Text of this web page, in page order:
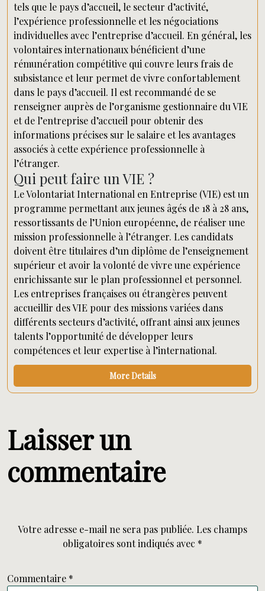
tels que le pays d’accueil, le secteur d’activité,
l’expérience professionnelle et les négociations
individuelles avec l’entreprise d’accueil. En général, les
volontaires internationaux bénéficient d’une
rémunération compétitive qui couvre leurs frais de
subsistance et leur permet de vivre confortablement
dans le pays d’accueil. Il est recommandé de se
renseigner auprès de l’organisme gestionnaire du VIE
et de l’entreprise d’accueil pour obtenir des
informations précises sur le salaire et les avantages
associés à cette expérience professionnelle à
l’étranger.
Qui peut faire un VIE ?
Le Volontariat International en Entreprise (VIE) est un
programme permettant aux jeunes âgés de 18 à 28 ans,
ressortissants de l’Union européenne, de réaliser une
mission professionnelle à l’étranger. Les candidats
doivent être titulaires d’un diplôme de l’enseignement
supérieur et avoir la volonté de vivre une expérience
enrichissante sur le plan professionnel et personnel.
Les entreprises françaises ou étrangères peuvent
accueillir des VIE pour des missions variées dans
différents secteurs d’activité, offrant ainsi aux jeunes
talents l’opportunité de développer leurs
compétences et leur expertise à l’international.
More Details
Laisser un
commentaire
Votre adresse e-mail ne sera pas publiée. Les champs
obligatoires sont indiqués avec *
Commentaire *